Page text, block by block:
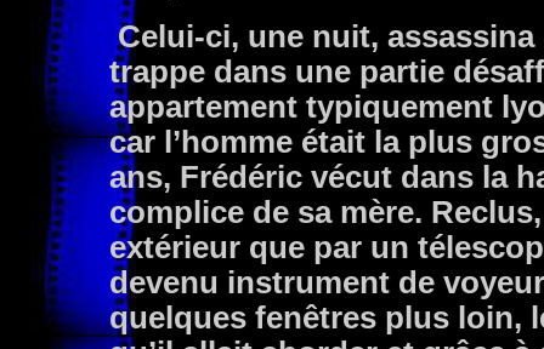
Celui-ci, une nuit,
trappe dans une partie
appartement typiquement
car l’homme était la plus
ans, Frédéric vécut dans la
complice de sa mère.
extérieur que par un
devenu instrument de
quelques fenêtres plus loin,